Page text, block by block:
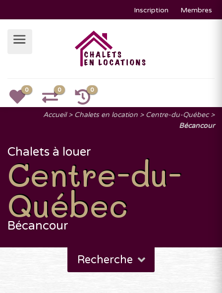
Inscription Membres
0 0 0
Accueil Chalets en location
Centre-du-Québec
Bécancour
Chalets à louer
Centre-du-
Québec
Bécancour
Recherche